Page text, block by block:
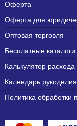
Оферта
Оферта для
Оптовая торговля
Бесплатные каталоги
Калькулятор
Календарь рукоделия
Политика обработки